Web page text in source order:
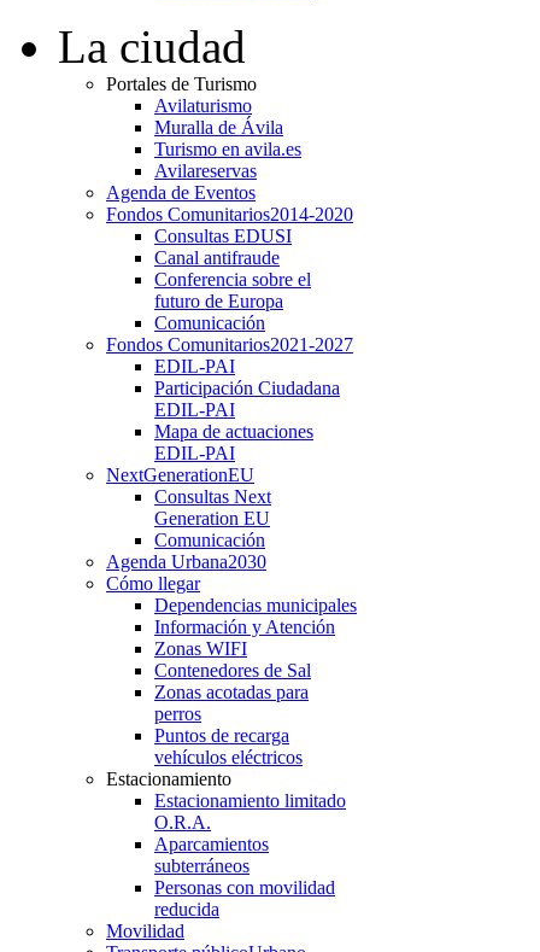
La ciudad
Portales de Turismo
Avilaturismo
Muralla de Ávila
Turismo en avila.es
Avilareservas
Agenda de Eventos
Fondos Comunitarios2014-2020
Consultas EDUSI
Canal antifraude
Conferencia sobre el
futuro de Europa
Comunicación
Fondos Comunitarios2021-2027
EDIL-PAI
Participación Ciudadana
EDIL-PAI
Mapa de actuaciones
EDIL-PAI
NextGenerationEU
Consultas Next
Generation EU
Comunicación
Agenda Urbana2030
Cómo llegar
Dependencias municipales
Información y Atención
Zonas WIFI
Contenedores de Sal
Zonas acotadas para
perros
Puntos de recarga
vehículos eléctricos
Estacionamiento
Estacionamiento limitado
O.R.A.
Aparcamientos
subterráneos
Personas con movilidad
reducida
Movilidad